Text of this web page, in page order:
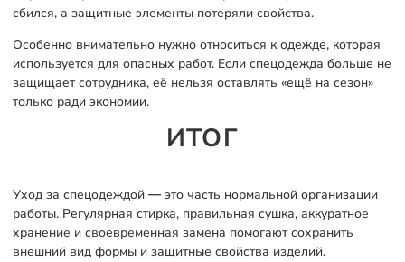
сбился, а защитные элементы потеряли свойства.
Особенно внимательно нужно относиться к одежде, которая
используется для опасных работ. Если спецодежда больше не
защищает сотрудника, её нельзя оставлять «ещё на сезон»
только ради экономии.
ИТОГ
Уход за спецодеждой — это часть нормальной организации
работы. Регулярная стирка, правильная сушка, аккуратное
хранение и своевременная замена помогают сохранить
внешний вид формы и защитные свойства изделий.